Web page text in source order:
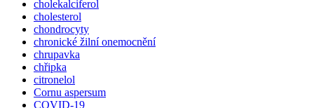
cholekalciferol
cholesterol
chondrocyty
chronické žilní onemocnění
chrupavka
chřipka
citronelol
Cornu aspersum
COVID-19